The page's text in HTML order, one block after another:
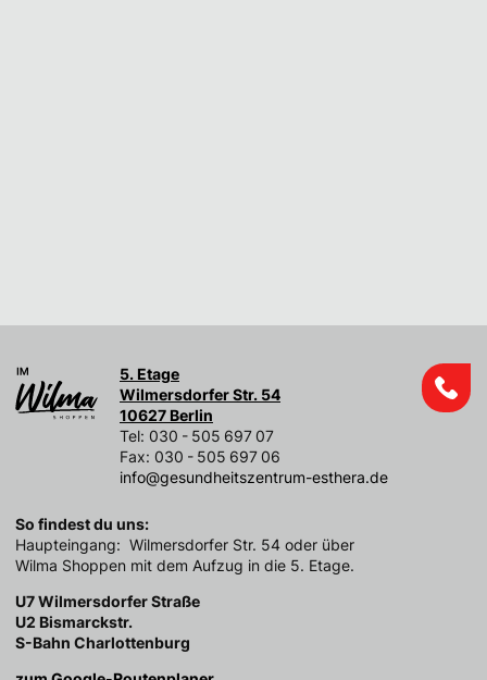
5. Etage
Wilmersdorfer Str. 54
10627 Berlin
Tel: 030 - 505 697 07
Fax: 030 - 505 697 06
info@gesundheitszentrum-esthera.de
So findest du uns:
Haupteingang: Wilmersdorfer Str. 54 oder über
Wilma Shoppen mit dem Aufzug in die 5. Etage.
U7 Wilmersdorfer Straße
U2 Bismarckstr.
S-Bahn Charlottenburg